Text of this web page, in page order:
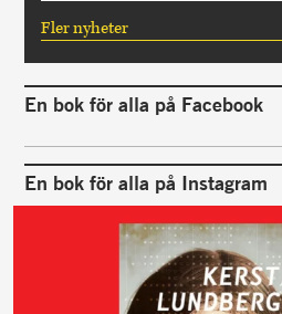
Fler nyheter
En bok för alla på Facebook
En bok för alla på Instagram